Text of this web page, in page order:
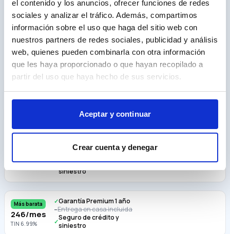
el contenido y los anuncios, ofrecer funciones de redes
sociales y analizar el tráfico. Además, compartimos
información sobre el uso que haga del sitio web con
nuestros partners de redes sociales, publicidad y análisis
web, quienes pueden combinarla con otra información
que les haya proporcionado o que hayan recopilado a
partir del uso que haya hecho de sus servicios.
Aceptar y continuar
Crear cuenta y denegar
Calcula tu cuota
Entrada
Plazo (meses)
72 84
Cuotas
TIN10.99%
Garantía Premium
Seguro de crédito y
siniestro
Más barata
246/mes
TIN 6.99%
✓Garantía Premium 1 año
–Entrega en casa incluida
✓Seguro de crédito y
siniestro